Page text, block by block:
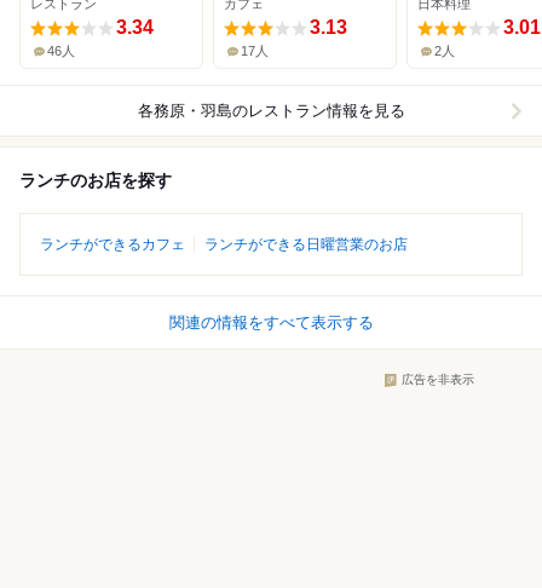
レストラン
3.34
46人
カフェ
3.13
17人
日本料理
3.01
2人
各務原・羽島のレストラン情報を見る
ランチのお店を探す
ランチができるカフェ ランチができる日曜営業のお店
関連の情報をすべて表示する
広告を非表示